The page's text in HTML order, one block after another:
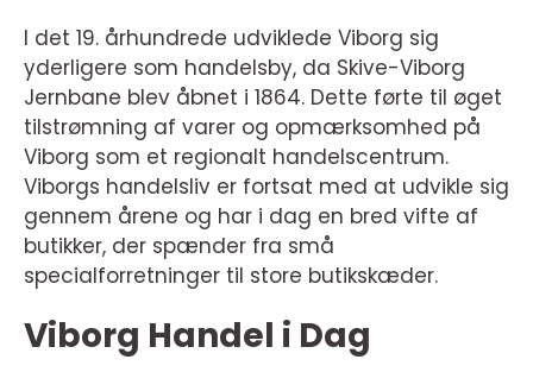
I det 19. århundrede udviklede Viborg sig
yderligere som handelsby, da Skive-Viborg
Jernbane blev åbnet i 1864. Dette førte til øget
tilstrømning af varer og opmærksomhed på
Viborg som et regionalt handelscentrum.
Viborgs handelsliv er fortsat med at udvikle sig
gennem årene og har i dag en bred vifte af
butikker, der spænder fra små
specialforretninger til store butikskæder.
Viborg Handel i Dag